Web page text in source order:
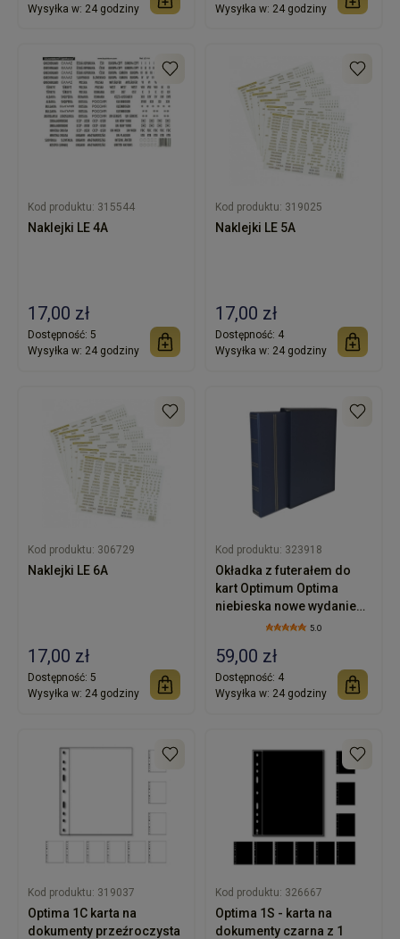
Wysyłka w: 24 godziny
Wysyłka w: 24 godziny
Kod produktu: 315544
Naklejki LE 4A
17,00 zł
Dostępność: 5
Wysyłka w: 24 godziny
Kod produktu: 319025
Naklejki LE 5A
17,00 zł
Dostępność: 4
Wysyłka w: 24 godziny
Kod produktu: 306729
Naklejki LE 6A
17,00 zł
Dostępność: 5
Wysyłka w: 24 godziny
Kod produktu: 323918
Okładka z futerałem do
kart Optimum Optima
niebieska nowe wydanie
5.0
59,00 zł
Dostępność: 4
Wysyłka w: 24 godziny
Kod produktu: 319037
Optima 1C karta na
dokumenty przeźroczysta
Kod produktu: 326667
Optima 1S - karta na
dokumenty czarna z 1